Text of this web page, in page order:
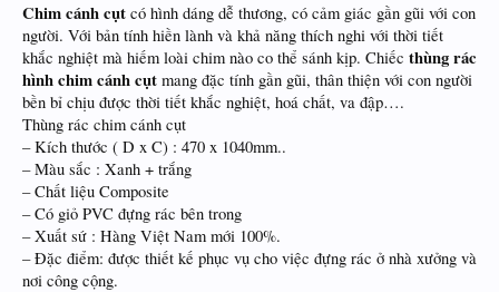
Chim cánh cụt có hình dáng dễ thương, có cảm giác gần gũi với con
người. Với bản tính hiền lành và khả năng thích nghi với thời tiết
khắc nghiệt mà hiếm loài chim nào co thể sánh kịp. Chiếc thùng rác
hình chim cánh cụt mang đặc tính gần gũi, thân thiện với con người
bền bỉ chịu được thời tiết khắc nghiệt, hoá chất, va đập….
Thùng rác chim cánh cụt
– Kích thước ( D x C) : 470 x 1040mm..
– Màu sắc : Xanh + trắng
– Chất liệu Composite
– Có giỏ PVC đựng rác bên trong
– Xuất sứ : Hàng Việt Nam mới 100%.
– Đặc điểm: được thiết kế phục vụ cho việc đựng rác ở nhà xưởng và
nơi công cộng.